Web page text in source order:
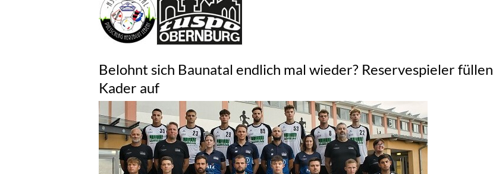
Belohnt sich Baunatal endlich mal wieder? Reservespieler füllen
Kader auf